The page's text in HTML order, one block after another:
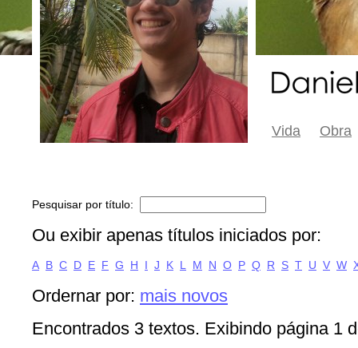
Vida Obra
Pesquisar por título:
Ou exibir apenas títulos iniciados por:
A B C D E F G H I J K L M N O P Q R S T U V W
Ordernar por: mais novos
Encontrados 3 textos. Exibindo página 1